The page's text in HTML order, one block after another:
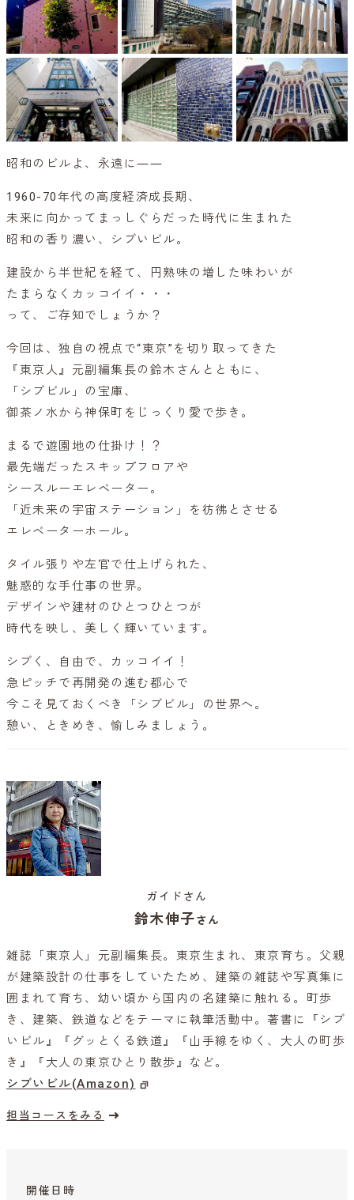
昭和のビルよ、永遠に――
1960-70年代の高度経済成長期、
未来に向かってまっしぐらだった時代に生まれた
昭和の香り濃い、シブいビル。
建設から半世紀を経て、円熟味の増した味わいが
たまらなくカッコイイ・・・
って、ご存知でしょうか？
今回は、独自の視点で“東京”を切り取ってきた
『東京人』元副編集長の鈴木さんとともに、
「シブビル」の宝庫、
御茶ノ水から神保町をじっくり愛で歩き。
まるで遊園地の仕掛け！？
最先端だったスキップフロアや
シースルーエレベーター。
「近未来の宇宙ステーション」を彷彿とさせる
エレベーターホール。
タイル張りや左官で仕上げられた、
魅惑的な手仕事の世界。
デザインや建材のひとつひとつが
時代を映し、美しく輝いています。
シブく、自由で、カッコイイ！
急ピッチで再開発の進む都心で
今こそ見ておくべき「シブビル」の世界へ。
憩い、ときめき、愉しみましょう。
ガイドさん
鈴木伸子さん
雑誌「東京人」元副編集長。東京生まれ、東京育ち。父親
が建築設計の仕事をしていたため、建築の雑誌や写真集に
囲まれて育ち、幼い頃から国内の名建築に触れる。町歩
き、建築、鉄道などをテーマに執筆活動中。著書に『シブ
いビル』『グッとくる鉄道』『山手線をゆく、大人の町歩
き』『大人の東京ひとり散歩』など。
シブいビル(Amazon)
担当コースをみる
開催日時